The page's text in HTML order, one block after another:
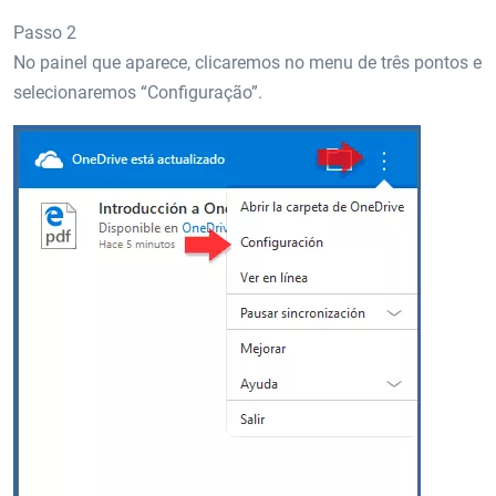
Passo 2
No painel que aparece, clicaremos no menu de três pontos e
selecionaremos “Configuração”.